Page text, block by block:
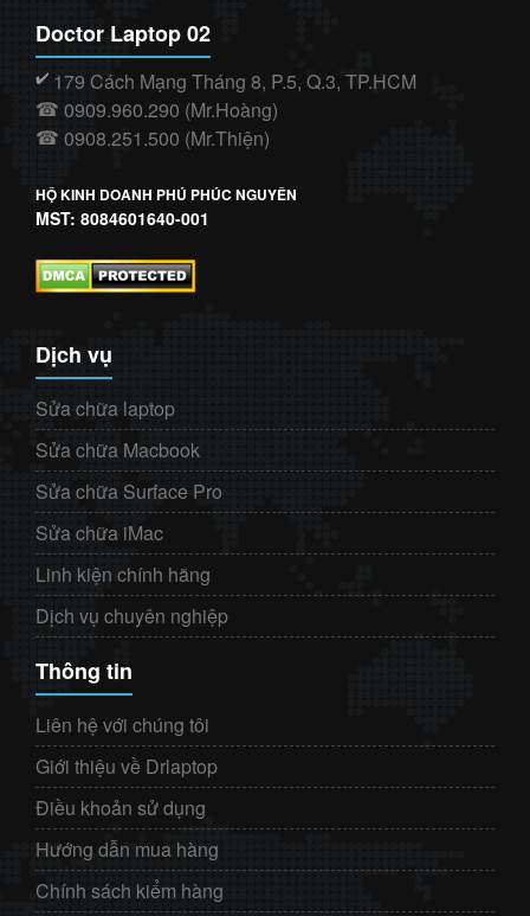
Doctor Laptop 02
✔️ 179 Cách Mạng Tháng 8, P.5, Q.3, TP.HCM
☎ 0909.960.290 (Mr.Hoàng)
☎ 0908.251.500 (Mr.Thiện)
HỘ KINH DOANH PHÚ PHÚC NGUYÊN
MST: 8084601640-001
Dịch vụ
Sửa chữa laptop
Sửa chữa Macbook
Sửa chữa Surface Pro
Sửa chữa iMac
Linh kiện chính hãng
Dịch vụ chuyên nghiệp
Thông tin
Liên hệ với chúng tôi
Giới thiệu về Drlaptop
Điều khoản sử dụng
Hướng dẫn mua hàng
Chính sách kiểm hàng